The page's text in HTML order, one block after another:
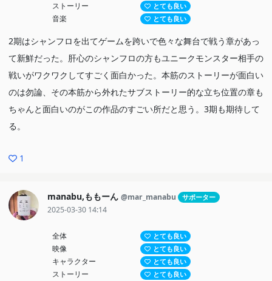
ストーリー とても良い
音楽 とても良い
2期はシャンフロを出てゲームを跨いで色々な舞台で戦う章があっ
て新鮮だった。肝心のシャンフロの方もユニークモンスター相手の
戦いがワクワクしてすごく面白かった。本筋のストーリーが面白い
のは勿論、その本筋から外れたサブストーリー的な立ち位置の章も
ちゃんと面白いのがこの作品のすごい所だと思う。3期も期待して
る。
1
manabu,ももーん @mar_manabu サポーター
2025-03-30 14:14
全体 とても良い
映像 とても良い
キャラクター とても良い
ストーリー とても良い